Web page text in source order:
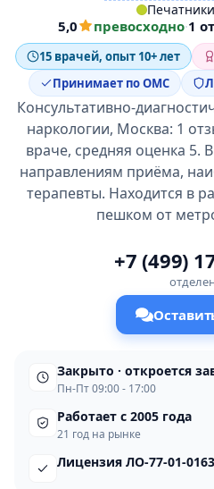
Печатники
5,0 превосходно·1
15 врачей, опыт 10+ лет
Принимает по ОМС
Консультативно-
наркологии, Москва: 1
враче, средняя оценка 5.
направлениям приёма,
терапевты. Находится в
пешком от
+7 (499)
Закрыто · откроется
Пн-Пт 09:00 - 17:00
Работает с 2005 года
21 год на рынке
Лицензия ЛО-77-01-